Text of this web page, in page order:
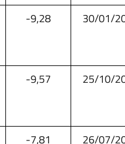
-9,28 30/01/
-9,57 25/10/
-7,81 26/07/